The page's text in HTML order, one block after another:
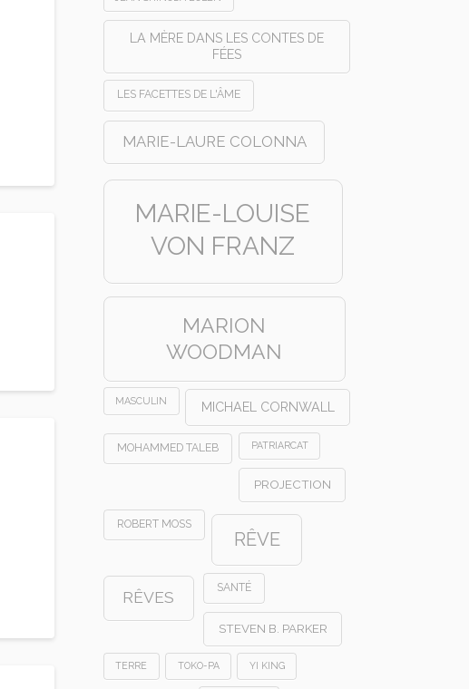
LA MÈRE DANS LES CONTES DE
FÉES
LES FACETTES DE L'ÂME
MARIE-LAURE COLONNA
MARIE-LOUISE
VON FRANZ
MARION
WOODMAN
MASCULIN MICHAEL CORNWALL
MOHAMMED TALEB PATRIARCAT
PROJECTION
ROBERT MOSS
RÊVE
RÊVES
SANTÉ
STEVEN B. PARKER
TERRE TOKO-PA YI KING